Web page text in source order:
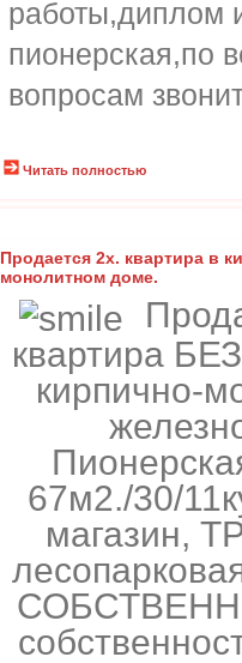
работы,диплом
пионерская,по
вопросам
Читать полностью
Продается 2х. квартира в
монолитном доме.
квартира
кирпично-
67м2./30/
магазин,